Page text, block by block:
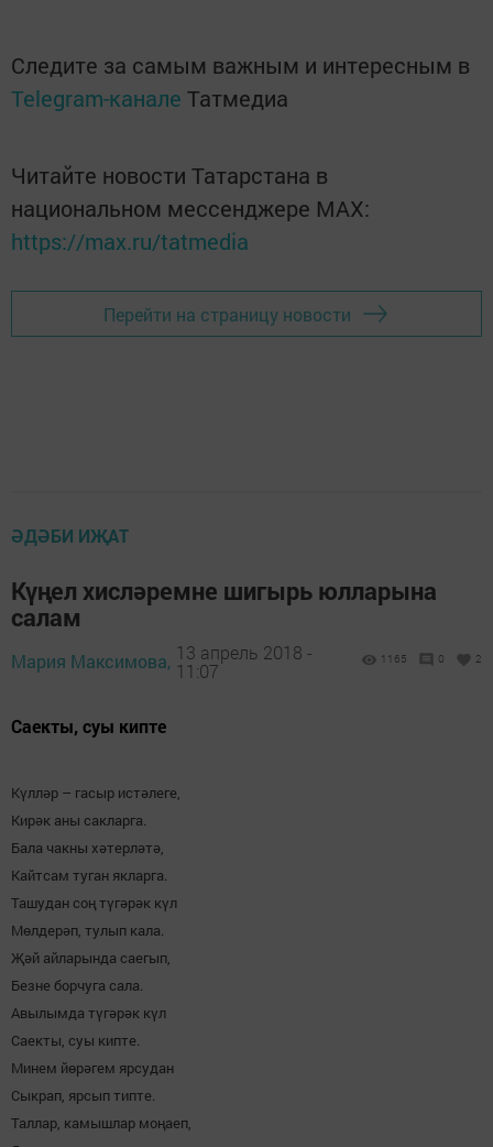
Следите за самым важным и интересным в
Telegram-канале Татмедиа
Читайте новости Татарстана в
национальном мессенджере MАХ:
https://max.ru/tatmedia
Перейти на страницу новости
ӘДӘБИ ИҖАТ
Күңел хисләремне шигырь юлларына
салам
Мария Максимова, 13 апрель 2018 -
11:07
1165 0 2
Саекты, суы кипте
Күлләр – гасыр истәлеге,
Кирәк аны сакларга.
Бала чакны хәтерләтә,
Кайтсам туган якларга.
Ташудан соң түгәрәк күл
Мөлдерәп, тулып кала.
Җәй айларында саегып,
Безне борчуга сала.
Авылымда түгәрәк күл
Саекты, суы кипте.
Минем йөрәгем ярсудан
Сыкрап, ярсып типте.
Таллар, камышлар моңаеп,